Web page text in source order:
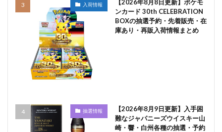
入荷情報
【2026年8月8日更新】ポケモ
ンカード 30th CELEBRATION
BOXの抽選予約・先着販売・在
庫あり・再販入荷情報まとめ
抽選情報
【2026年8月9日更新】入手困
難なジャパニーズウイスキー山
崎・響・白州各種の抽選・予約